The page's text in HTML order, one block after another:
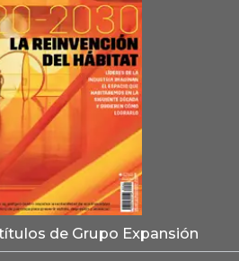
de Grupo Expansión